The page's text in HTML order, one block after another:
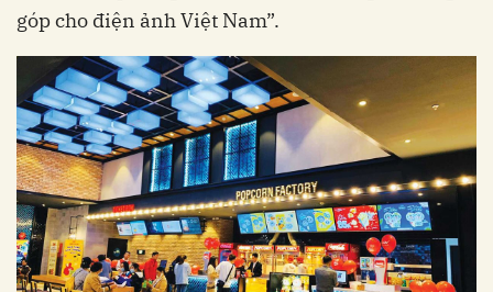
góp cho điện ảnh Việt Nam”.